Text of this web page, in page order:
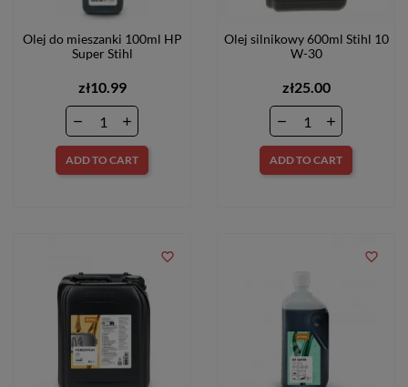
Olej do mieszanki 100ml HP
Super Stihl
zł10.99
ADD TO CART
Olej silnikowy 600ml Stihl 10
W-30
zł25.00
ADD TO CART
favorite_border favorite_border